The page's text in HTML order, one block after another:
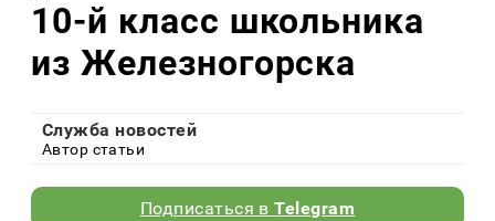
10-й класс школьника
из Железногорска
Служба новостей
Автор статьи
Подписаться вTelegram